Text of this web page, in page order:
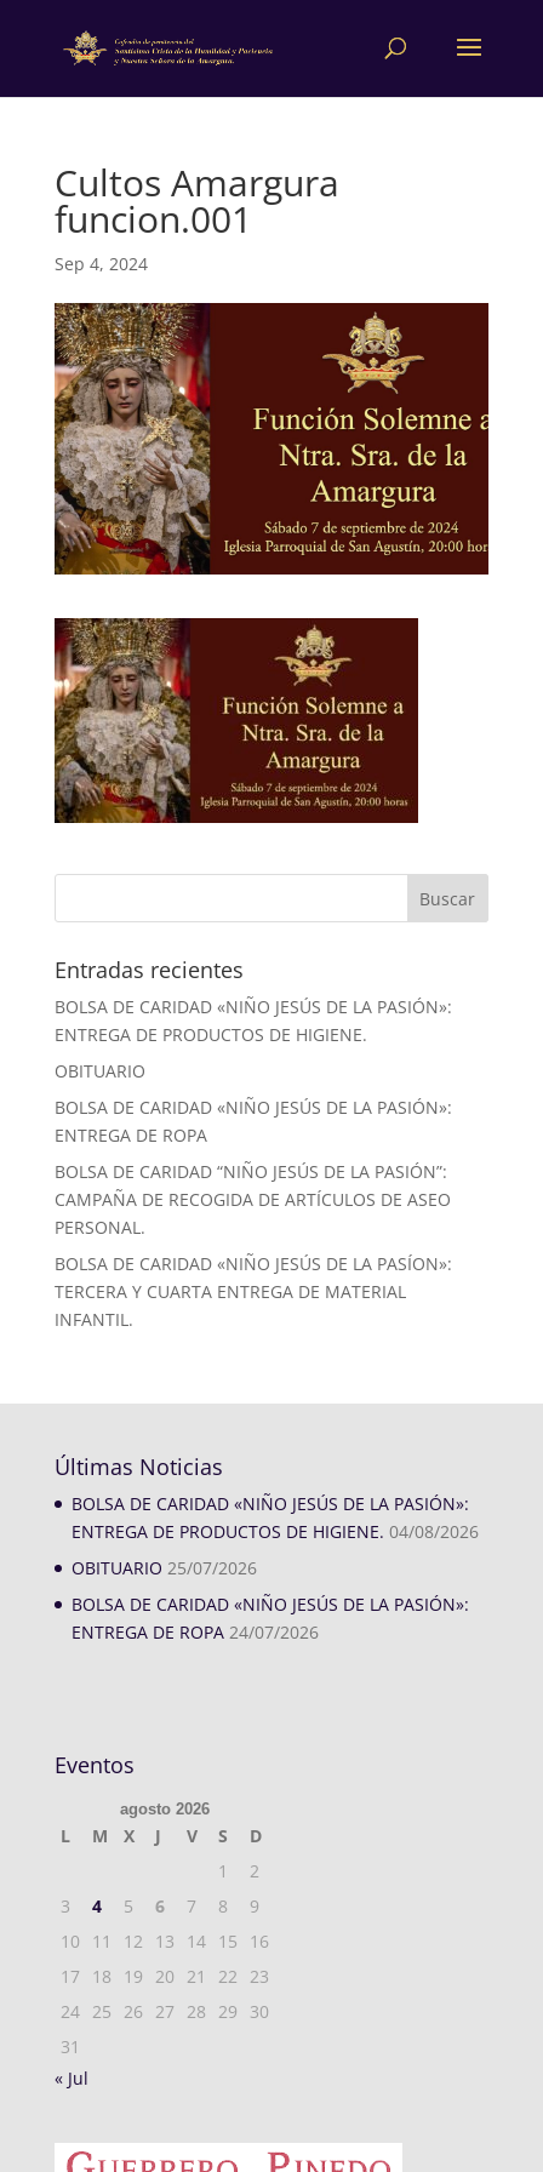
Cultos Amargura
funcion.001
Sep 4, 2024
Entradas recientes
BOLSA DE CARIDAD «NIÑO JESÚS DE LA PASIÓN»:
ENTREGA DE PRODUCTOS DE HIGIENE.
OBITUARIO
BOLSA DE CARIDAD «NIÑO JESÚS DE LA PASIÓN»:
ENTREGA DE ROPA
BOLSA DE CARIDAD “NIÑO JESÚS DE LA PASIÓN”:
CAMPAÑA DE RECOGIDA DE ARTÍCULOS DE ASEO
PERSONAL.
BOLSA DE CARIDAD «NIÑO JESÚS DE LA PASÍON»:
TERCERA Y CUARTA ENTREGA DE MATERIAL
INFANTIL.
Últimas Noticias
BOLSA DE CARIDAD «NIÑO JESÚS DE LA PASIÓN»:
ENTREGA DE PRODUCTOS DE HIGIENE. 04/08/2026
OBITUARIO 25/07/2026
BOLSA DE CARIDAD «NIÑO JESÚS DE LA PASIÓN»:
ENTREGA DE ROPA 24/07/2026
Eventos
agosto 2026
L M X J V S
D
1
2
3
4 5 6 7 8
9
10
11 12 13 14 15
16
17
18 19 20 21 22
23
24 25 26 27 28 29
30
31
« Jul